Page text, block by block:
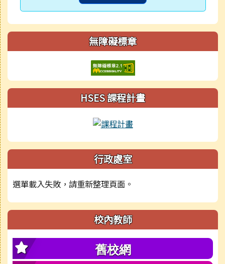
無障礙標章
HSES 課程計畫
行政處室
選單載入失敗，請重新整理頁面。
校內教師
舊校網